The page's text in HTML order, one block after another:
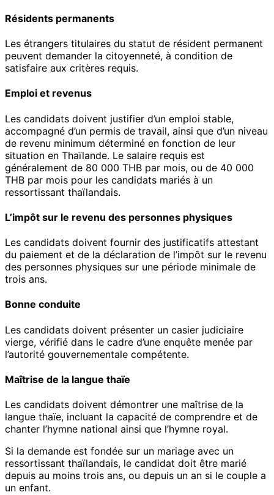
Résidents permanents
Les étrangers titulaires du statut de résident permanent
peuvent demander la citoyenneté, à condition de
satisfaire aux critères requis.
Emploi et revenus
Les candidats doivent justifier d’un emploi stable,
accompagné d’un permis de travail, ainsi que d’un niveau
de revenu minimum déterminé en fonction de leur
situation en Thaïlande. Le salaire requis est
généralement de 80 000 THB par mois, ou de 40 000
THB par mois pour les candidats mariés à un
ressortissant thaïlandais.
L’impôt sur le revenu des personnes physiques
Les candidats doivent fournir des justificatifs attestant
du paiement et de la déclaration de l’impôt sur le revenu
des personnes physiques sur une période minimale de
trois ans.
Bonne conduite
Les candidats doivent présenter un casier judiciaire
vierge, vérifié dans le cadre d’une enquête menée par
l’autorité gouvernementale compétente.
Maîtrise de la langue thaïe
Les candidats doivent démontrer une maîtrise de la
langue thaïe, incluant la capacité de comprendre et de
chanter l’hymne national ainsi que l’hymne royal.
Si la demande est fondée sur un mariage avec un
ressortissant thaïlandais, le candidat doit être marié
depuis au moins trois ans, ou depuis un an si le couple a
un enfant.